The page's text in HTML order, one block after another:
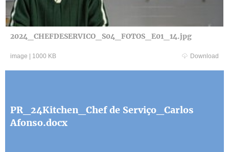
2024_CHEFDESERVICO_S04_FOTOS_E01_14.jpg
image 1000 KB Download
PR_24Kitchen_Chef de Serviço_Carlos
Afonso.docx